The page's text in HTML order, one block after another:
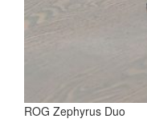
ROG Zephyrus Duo